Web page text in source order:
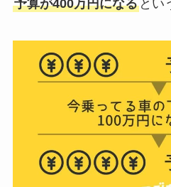
予算が400万円になるとい